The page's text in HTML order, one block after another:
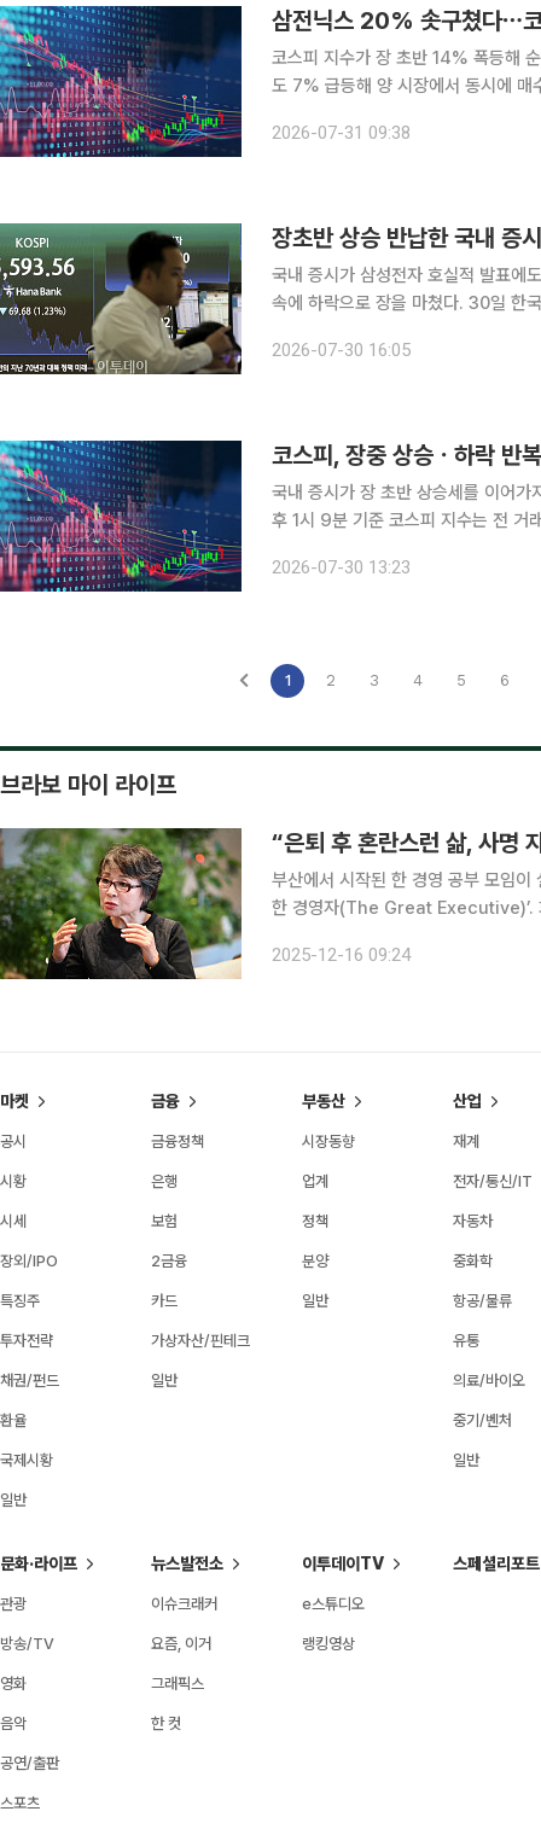
삼전닉스 20% 솟구쳤다⋯
코스피 지수가 장 초반 14% 폭등해
도 7% 급등해 양 시장에서 동시에 매
전 9시 15분 기준 코스피 지수는 전
2026-07-31 09:38
국내 증시가 삼성전자 호실적 발표에
속에 하락으로 장을 마쳤다. 30일 한국거래소에 따르면 코스피 지수는 전 거래일 대비 69.68포인
장중 한때 5976.82까지 올라가기도
2026-07-30 16:05
코스피, 장중 상승ㆍ하락
국내 증시가 장 초반 상승세를 이어가지 못하고 하락
후 1시 9분 기준 코스피 지수는 전
기도 했으나, 이내 하락세로 접어들었
2026-07-30 13:23
1 2 3 4 5 6
브라보 마이 라이프
“은퇴 후 혼란스런 삶, 사명
부산에서 시작된 한 경영 공부 모임이
한 경영자(The Great Executive)’.
낮춘다. 누군가를 전면에 세우기보다
2025-12-16 09:24
마켓
공시
시황
시세
장외/IPO
특징주
투자전략
채권/펀드
환율
국제시황
일반
금융
금융정책
은행
보험
2금융
카드
가상자산/핀테크
일반
부동산
시장동향
업계
정책
분양
일반
산업
재계
전자/통신/IT
자동차
중화학
항공/물류
유통
의료/바이오
중기/벤처
일반
문화·라이프
관광
방송/TV
영화
음악
공연/출판
스포츠
뉴스발전소
이슈크래커
요즘, 이거
그래픽스
한 컷
이투데이TV
e스튜디오
랭킹영상
스페셜리포트